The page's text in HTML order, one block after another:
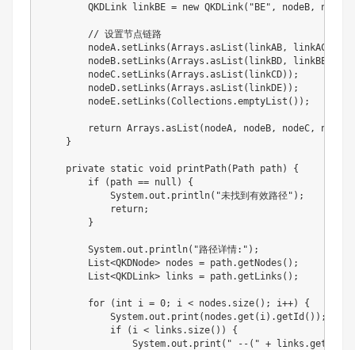
QKDLink linkBE = new QKDLink( "BE" , nodeB, nodeE
// 设置节点链路
        nodeA
. setLinks (Arrays .asList ( linkAB, linkAC
        nodeB
. setLinks (Arrays .asList ( linkBD, linkBE
        nodeC
. setLinks (Arrays .asList ( linkCD) ) ;
        nodeD
. setLinks (Arrays .asList ( linkDE) ) ;
        nodeE
. setLinks (Collections .emptyList ( ) ) ;
return Arrays .asList ( nodeA, nodeB, nodeC, nodeD
}
private static void printPath( Path path)
{
if
( path == null )
{
System.out . println( "未找到有效路径" ) ;
return;
}
System.out . println( "路径详情:" ) ;
List<QKDNode> nodes = path.getNodes ( ) ;
List<QKDLink> links = path.getLinks ( ) ;
for ( int i = 0; i < nodes . size( ) ; i++)
{
System.out . print ( nodes .get ( i) .getId ( ) ) ;
if
( i < links . size( ) )
{
System.out . print ( " --(" + links .get